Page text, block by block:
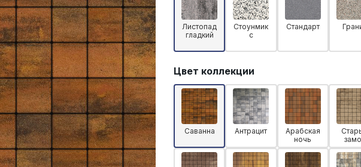
Листопад
гладкий
Стоунмик
с
Стандарт
Цвет коллекции
Саванна Антрацит
Арабская
ночь